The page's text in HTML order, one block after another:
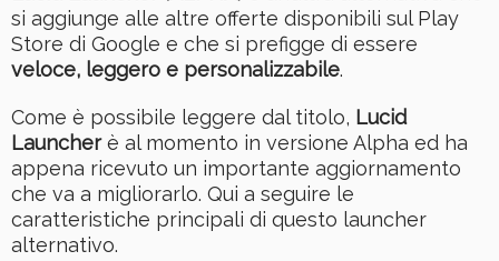
si aggiunge alle altre offerte disponibili sul Play
Store di Google e che si prefigge di essere
veloce, leggero e personalizzabile.
Come è possibile leggere dal titolo, Lucid
Launcherè al momento in versione Alpha ed ha
appena ricevuto un importante aggiornamento
che va a migliorarlo. Qui a seguire le
caratteristiche principali di questo launcher
alternativo.